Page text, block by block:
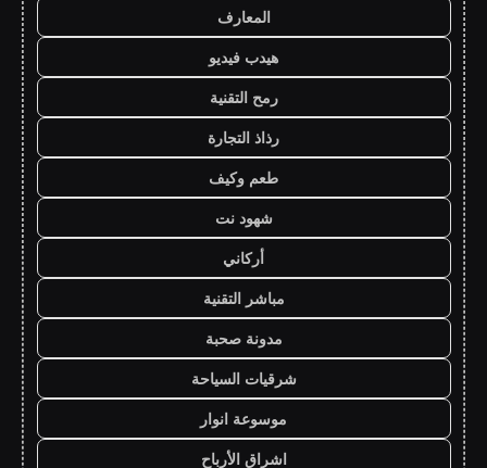
المعارف
هيدب فيديو
رمح التقنية
رذاذ التجارة
طعم وكيف
شهود نت
أركاني
مباشر التقنية
مدونة صحبة
شرقيات السياحة
موسوعة انوار
اشراق الأرباح